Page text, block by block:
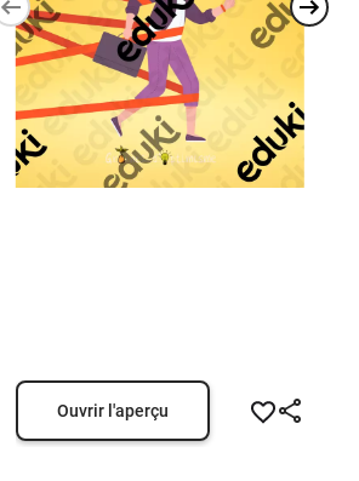
Ouvrir l'aperçu